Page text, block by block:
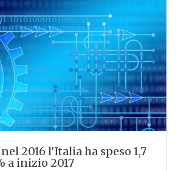
2016 l'Italia ha speso 1,7
a inizio 2017